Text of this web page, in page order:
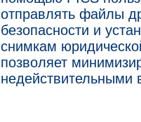
отправлять файлы
безопасности и
снимкам
позволяет
недействительными